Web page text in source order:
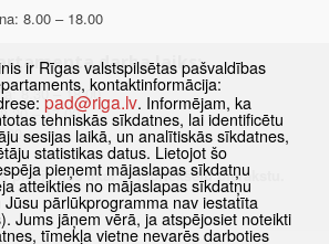
8.00 – 18.00
darba laiks:
8.30 – 18.00
– 17.00
pieejamas tikai ar iepriekšēju pierakstu.
ir Rīgas valstspilsētas pašvaldības
kontaktinformācija:
pad@riga.lv. Informējam, ka
tehniskās sīkdatnes, lai identificētu
sesijas laikā, un analītiskās sīkdatnes,
statistikas datus. Lietojot šo
pieņemt mājaslapas sīkdatņu
atteikties no mājaslapas sīkdatņu
pārlūkprogramma nav iestatīta
Jums jāņem vērā, ja atspējosiet noteikti
tīmekļa vietne nevarēs darboties